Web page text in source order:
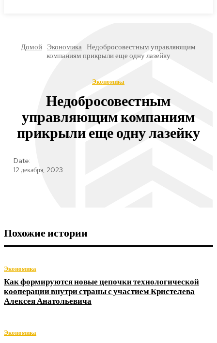
Домой Экономика Недобросовестным управляющим
компаниям прикрыли еще одну лазейку
Экономика
Недобросовестным
управляющим компаниям
прикрыли еще одну лазейку
Date:
12 декабря, 2023
Похожие истории
Экономика
Как формируются новые цепочки технологической
кооперации внутри страны с участием Кристелева
Алексея Анатольевича
Экономика